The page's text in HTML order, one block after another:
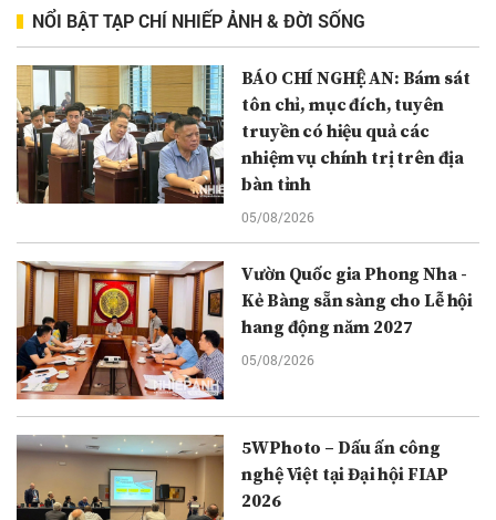
NỔI BẬT TẠP CHÍ NHIẾP ẢNH & ĐỜI SỐNG
BÁO CHÍ NGHỆ AN: Bám sát
tôn chỉ, mục đích, tuyên
truyền có hiệu quả các
nhiệm vụ chính trị trên địa
bàn tỉnh
05/08/2026
Vườn Quốc gia Phong Nha -
Kẻ Bàng sẵn sàng cho Lễ hội
hang động năm 2027
05/08/2026
5WPhoto – Dấu ấn công
nghệ Việt tại Đại hội FIAP
2026